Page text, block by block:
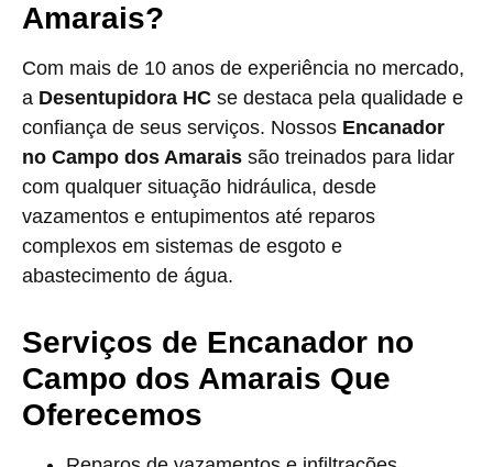
Amarais?
Com mais de 10 anos de experiência no mercado,
a Desentupidora HC se destaca pela qualidade e
confiança de seus serviços. Nossos Encanador
no Campo dos Amarais são treinados para lidar
com qualquer situação hidráulica, desde
vazamentos e entupimentos até reparos
complexos em sistemas de esgoto e
abastecimento de água.
Serviços de Encanador no
Campo dos Amarais Que
Oferecemos